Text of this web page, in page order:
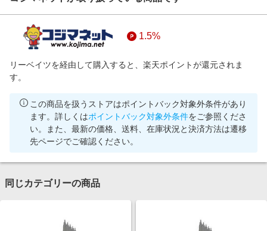
1.5%
リーベイツを経由して購入すると、楽天ポイントが還元されま
す。
この商品を扱うストアはポイントバック対象外条件があり
ます。詳しくはポイントバック対象外条件をご参照くださ
い。また、最新の価格、送料、在庫状況と決済方法は遷移
先ページでご確認ください。
同じカテゴリーの商品